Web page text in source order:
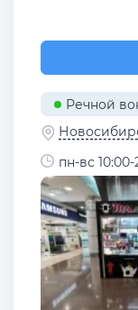
Речной
пн-вс 10:00-